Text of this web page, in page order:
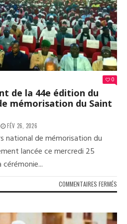
0
de la 44e édition du
mémorisation du Saint
FÉV 26, 2026
national de mémorisation du
lancée ce mercredi 25
COMMENTAIRES FERMÉS
DE